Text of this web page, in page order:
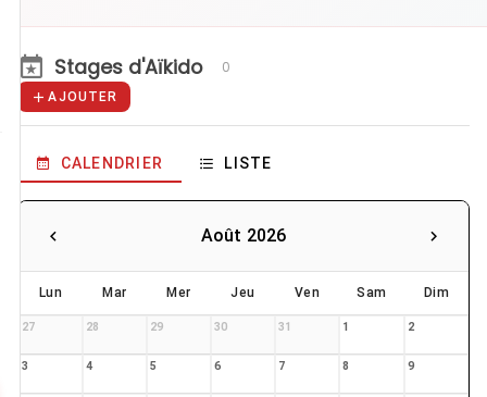
Stages d'Aïkido 0
AJOUTER
CALENDRIER LISTE
Août 2026
Lun Mar Mer Jeu Ven Sam Dim
27 28 29 30 31 1 2
3 4 5 6 7 8 9